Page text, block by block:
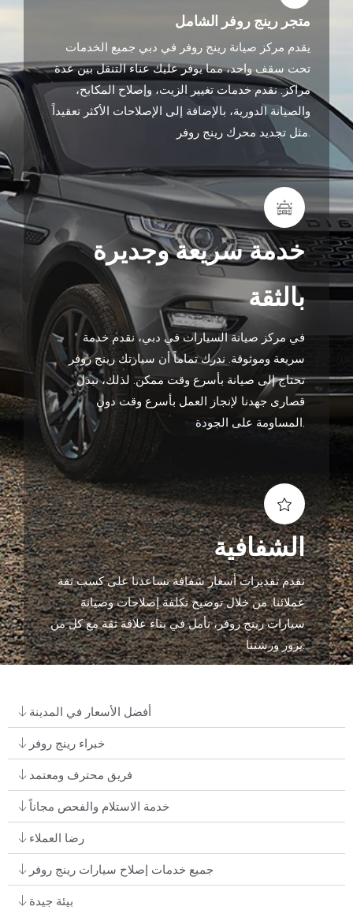
متجر رينج روفر الشامل
يقدم مركز صيانة رينج روفر في دبي جميع الخدمات
تحت سقف واحد، مما يوفر عليك عناء التنقل بين عدة
مراكز. نقدم خدمات تغيير الزيت، وإصلاح المكابح،
والصيانة الدورية، بالإضافة إلى الإصلاحات الأكثر تعقيداً
مثل تجديد محرك رينج روفر.
خدمة سريعة وجديرة
بالثقة
في مركز صيانة السيارات في دبي، نقدم خدمة
سريعة وموثوقة. ندرك تماماً أن سيارتك رينج روفر
تحتاج إلى صيانة بأسرع وقت ممكن. لذلك، نبذل
قصارى جهدنا لإنجاز العمل بأسرع وقت دون
المساومة على الجودة.
الشفافية
نقدم تقديرات أسعار شفافة تساعدنا على كسب ثقة
عملائنا. من خلال توضيح تكلفة إصلاحات وصيانة
سيارات رينج روفر، نأمل في بناء علاقة ثقة مع كل من
يزور ورشتنا.
أفضل الأسعار في المدينة
خبراء رينج روفر
فريق محترف ومعتمد
خدمة الاستلام والفحص مجاناً
رضا العملاء
جميع خدمات إصلاح سيارات رينج روفر
بيئة جيدة